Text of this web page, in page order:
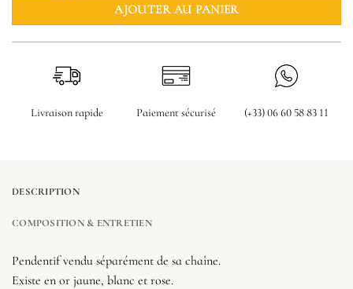
AJOUTER AU PANIER
Livraison rapide Paiement sécurisé (+33) 06 60 58 83 11
DESCRIPTION
COMPOSITION & ENTRETIEN
Pendentif vendu séparément de sa chaîne.
Existe en or jaune, blanc et rose.